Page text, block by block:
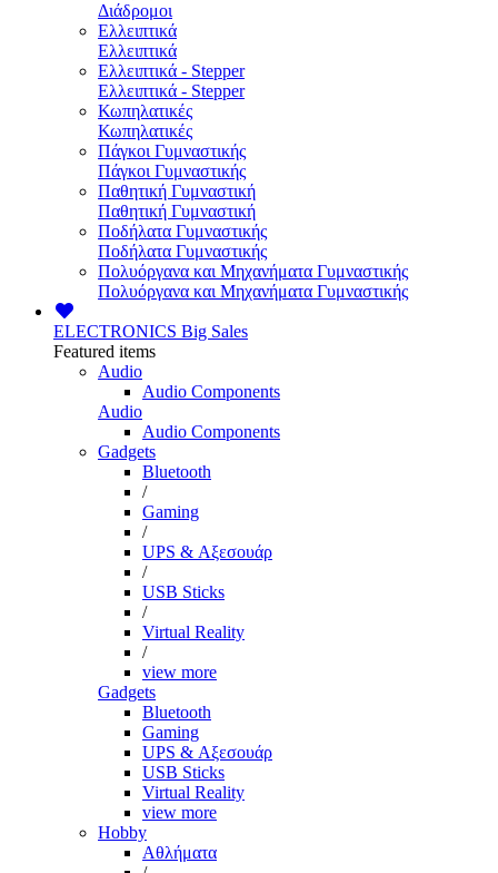
Διάδρομοι
Ελλειπτικά
Ελλειπτικά
Ελλειπτικά - Stepper
Ελλειπτικά - Stepper
Κωπηλατικές
Κωπηλατικές
Πάγκοι Γυμναστικής
Πάγκοι Γυμναστικής
Παθητική Γυμναστική
Παθητική Γυμναστική
Ποδήλατα Γυμναστικής
Ποδήλατα Γυμναστικής
Πολυόργανα και Μηχανήματα Γυμναστικής
Πολυόργανα και Μηχανήματα Γυμναστικής
ELECTRONICS Big Sales
Featured items
Audio
Audio Components
Audio
Audio Components
Gadgets
Bluetooth
/
Gaming
/
UPS & Αξεσουάρ
/
USB Sticks
/
Virtual Reality
/
view more
Gadgets
Bluetooth
Gaming
UPS & Αξεσουάρ
USB Sticks
Virtual Reality
view more
Hobby
Αθλήματα